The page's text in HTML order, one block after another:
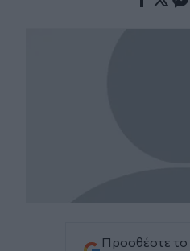
Προσθέστε το